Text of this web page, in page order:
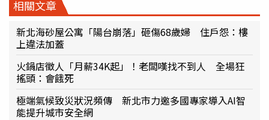
相關文章
新北海砂屋公寓「陽台崩落」砸傷68歲婦 住戶怨：樓
上違法加蓋
火鍋店徵人「月薪34K起」！老闆嘆找不到人 全場狂
搖頭：會餓死
極端氣候致災狀況頻傳 新北市力邀多國專家導入AI智
能提升城市安全網